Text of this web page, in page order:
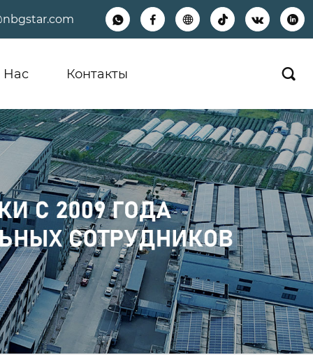
     
Контакты 